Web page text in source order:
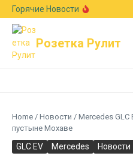
Перейти к содержанию
Горячие Новости
1000 км
Розетка Рулит
Home / Новости / Mercedes GLC
пустыне Мохаве
GLC EV Mercedes Новости